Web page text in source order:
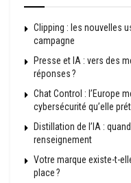
Clipping : les nouvelles
campagne
Presse et IA : vers des
réponses ?
Chat Control : l’Europe
cybersécurité qu’elle
Distillation de l’IA :
renseignement
Votre marque existe-t-
place ?